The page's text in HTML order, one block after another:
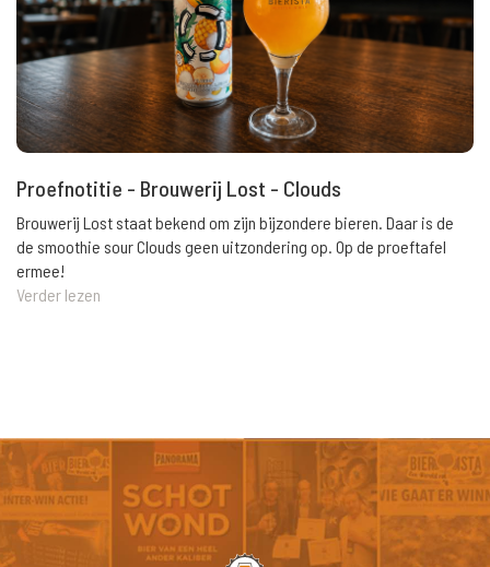
Proefnotitie - Brouwerij Lost - Clouds
Brouwerij Lost staat bekend om zijn bijzondere bieren. Daar is de
de smoothie sour Clouds geen uitzondering op. Op de proeftafel
ermee!
Verder lezen